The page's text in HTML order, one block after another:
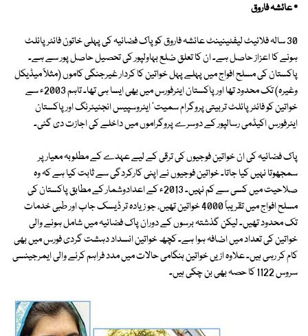
٭ عائشہ فاروق
30 سالہ فلائیٹ لیفٹینینٹ عائشہ فاروق کو پاک فضائیہ کی پہلی خاتون فائٹر پائلٹ
ہونے کا اعزاز حاصل ہے۔ ان کا تعلق ضلع بہاولپور کی تحصیل حاصل پور سے ہے۔
پاکستان کی مسلح افواج میں پہلے پہل خواتین کا کردار غیرجنگی کاموں (مثلاً میڈیکل
وغیرہ) تک محدود تھا اور پاکستان ایئرفورس میں بھی ایسا ہی تھا۔ تاہم 2003ء سے
خواتین کو فائٹر پائلٹ تربیتی پروگرام سمیت' ایئروسپیس انجنیئرنگ اور پاکستان
ایئرفورس اکیڈمی رسالپور کے دوسرے پروگراموں میں داخلے کی اجازت دی گئی۔
پاک فضائیہ کی ان خواتین فوجیوں کی ترقی کے لیے عہدے کے مطلوبہ معیار پر
سمجھوتا نہیں کیا جاتا۔ خواتین فوجیوں نے اپنی کارکردگی سے ثابت کیا ہے کہ وہ
صلاحیت میں کسی سے کم نہیں۔ 2013ء کے اعدادوشمار کے مطابق پاکستان کی
مسلح افواج میں تقریباً 4000 خواتین تھیں، جو زیادہ تر ڈیسک جاب اور طبی خدمات
تک محدود تھیں۔ لیکن گذشتہ برسوں کے دوران پاک فضائیہ میں شامل ہونے والی
خواتین کی تعداد میں اضافہ ہوا ہے۔ کچھ خواتین انسداد دہشت گردی فورس میں بھی
کام کر رہی ہیں۔ علاوہ ازیں خواتین ہنگامی حالات میں مدد فراہم کرنے والی ایمرجینسی
سروس 1122 کا حصہ بھی بن چکی ہیں۔